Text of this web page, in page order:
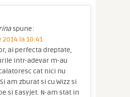
spune:
la 10:41
ai perfecta dreptate,
intr-adevar m-au
cat nici nu
am zburat si cu Wizz si
si Easyjet. N-am stat in